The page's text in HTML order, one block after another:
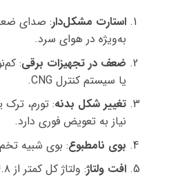
استارت مشکل‌دار: صدای
به‌ویژه در هوای سرد.
ضعف در تجهیزات برقی:
یا سیستم کنترل CNG.
تغییر شکل بدنه: تورم،
نیاز به تعویض فوری دارد.
بوی نامطبوع: بوی شبیه
افت ولتاژ: ولتاژ کل کمتر از ۲۴.۸ ولت با مولتی‌متر.